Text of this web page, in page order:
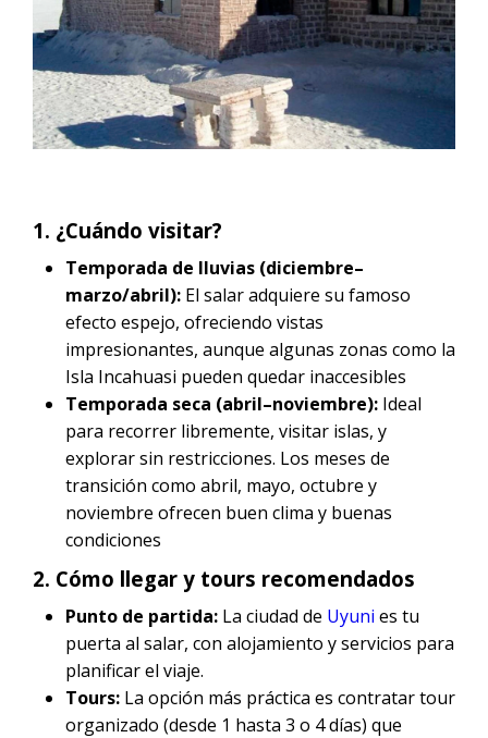
Tour Salar de Uyuni desde La Paz en
Vuelo | 2D/1N
Tour Salar de Uyuni 1 día
Noche
Tour Salar de Uyuni desde Sucre en
Vuelo
Tour Salar de Uyuni desde San
Tour Salar de Uyuni desde
CONTACTANOS
1. ¿Cuándo visitar?
Temporada de lluvias (diciembre–
marzo/abril): El salar adquiere su famoso
efecto espejo, ofreciendo vistas
impresionantes, aunque algunas zonas como la
Isla Incahuasi pueden quedar inaccesibles
Temporada seca (abril–noviembre): Ideal
para recorrer libremente, visitar islas, y
explorar sin restricciones. Los meses de
transición como abril, mayo, octubre y
noviembre ofrecen buen clima y buenas
condiciones
2. Cómo llegar y tours recomendados
Punto de partida: La ciudad de Uyuni es tu
puerta al salar, con alojamiento y servicios para
planificar el viaje.
Tours: La opción más práctica es contratar tour
organizado (desde 1 hasta 3 o 4 días) que